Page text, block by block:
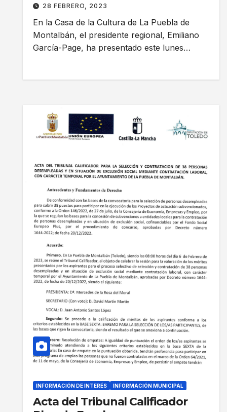
28 FEBRERO, 2023
En la Casa de la Cultura de La Puebla de
Montalbán, el presidente regional, Emiliano
García-Page, ha presentado este lunes…
INFORMACIÓN DE INTERÉS INFORMACIÓN MUNICIPAL
Acta del Tribunal Calificador